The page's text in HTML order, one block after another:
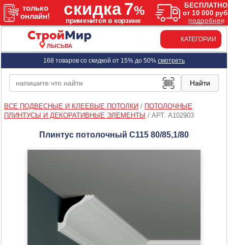
ЛЫСЬВА
КАТЕГОРИИ
168 товаров со скидкой от 15% до 50% смотреть
ВСЕ ПОДВЕСНЫЕ И КЛЕЕВЫЕ ПОТОЛКИ / ПОТОЛОЧНЫЕ
ПЛИНТУСЫ И ДЕКОРАТИВНЫЕ ЭЛЕМЕНТЫ / АРТ. A102903
Плинтус потолочный С115 80/85,1/80